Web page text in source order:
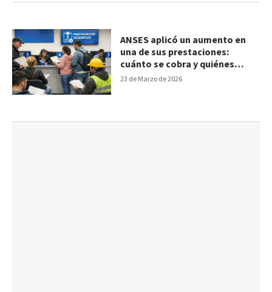
23 de Marzo de 2026
ANSES aplicó un aumento en
una de sus prestaciones:
cuánto se cobra y quiénes
acceden